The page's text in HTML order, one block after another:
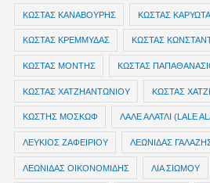
ΚΩΣΤΑΣ ΚΑΝΑΒΟΥΡΗΣ ΚΩΣΤΑΣ
ΚΩΣΤΑΣ ΚΡΕΜΜΥΔΑΣ ΚΩΣΤΑΣ
ΚΩΣΤΑΣ ΜΟΝΤΗΣ ΚΩΣΤΑΣ
ΚΩΣΤΑΣ ΧΑΤΖΗΑΝΤΩΝΙΟΥ ΚΩΣΤΑΣ
ΚΩΣΤΗΣ ΜΟΣΚΩΦ ΛΑΛΕ ΑΛΑΤΛΙ (LALE
ΛΕΥΚΙΟΣ ΖΑΦΕΙΡΙΟΥ ΛΕΩΝΙΔΑΣ
ΛΕΩΝΙΔΑΣ ΟΙΚΟΝΟΜΙΔΗΣ ΛΙΑ ΣΙΩΜΟΥ